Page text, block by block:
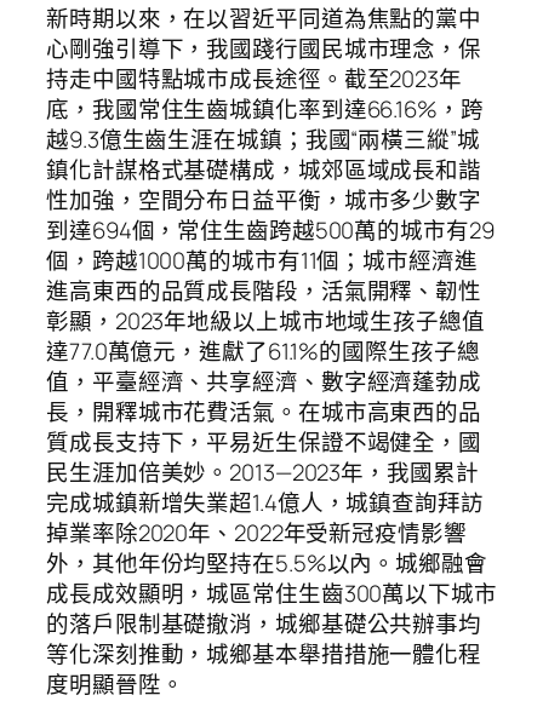
新時期以來，在以習近平同道為焦點的黨中
心剛強引導下，我國踐行國民城市理念，保
持走中國特點城市成長途徑。截至2023年
底，我國常住生齒城鎮化率到達66.16%，跨
越9.3億生齒生涯在城鎮；我國“兩橫三縱”城
鎮化計謀格式基礎構成，城郊區域成長和諧
性加強，空間分布日益平衡，城市多少數字
到達694個，常住生齒跨越500萬的城市有29
個，跨越1000萬的城市有11個；城市經濟進
進高東西的品質成長階段，活氣開釋、韌性
彰顯，2023年地級以上城市地域生孩子總值
達77.0萬億元，進獻了61.1%的國際生孩子總
值，平臺經濟、共享經濟、數字經濟蓬勃成
長，開釋城市花費活氣。在城市高東西的品
質成長支持下，平易近生保證不竭健全，國
民生涯加倍美妙。2013—2023年，我國累計
完成城鎮新增失業超1.4億人，城鎮查詢拜訪
掉業率除2020年、2022年受新冠疫情影響
外，其他年份均堅持在5.5%以內。城鄉融會
成長成效顯明，城區常住生齒300萬以下城市
的落戶限制基礎撤消，城鄉基礎公共辦事均
等化深刻推動，城鄉基本舉措措施一體化程
度明顯晉陞。